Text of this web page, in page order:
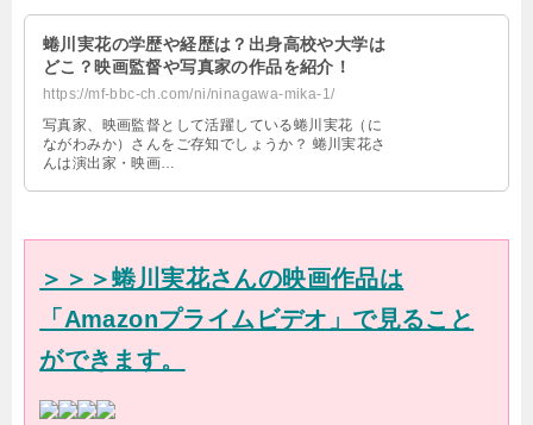
蜷川実花の学歴や経歴は？出身高校や大学は
どこ？映画監督や写真家の作品を紹介！
https://mf-bbc-ch.com/ni/ninagawa-mika-1/
写真家、映画監督として活躍している蜷川実花（に
ながわみか）さんをご存知でしょうか？ 蜷川実花さ
んは演出家・映画…
＞＞＞蜷川実花さんの映画作品は
「Amazonプライムビデオ」で見ること
ができます。